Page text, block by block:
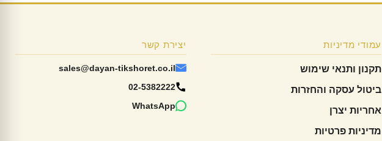
עמודי מדיניות
תקנון ותנאי שימוש
ביטול עסקה והחזרות
אחריות יצרן
מדיניות פרטיות
יצירת קשר
sales@dayan-tikshoret.co.il
02-5382222
WhatsApp